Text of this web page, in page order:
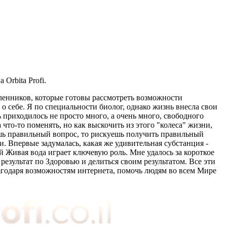
Orbita Profi.
которые готовы рассмотреть возможности
Я по специальности биолог, однако жизнь внесла свои
не просто много, а очень много, свободного
то поменять, но как выскочить из этого "колеса" жизни,
правильный вопрос, то рискуешь получить правильный
задумалась, какая же удивительная субстанция -
вода играет ключевую роль. Мне удалось за короткое
по Здоровью и делиться своим результатом. Все эти
возможностям интернета, помочь людям во всем Мире